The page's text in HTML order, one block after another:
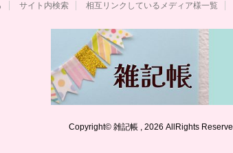
サイト内検索 相互リンクしているメディア様一覧
Copyright© 雑記帳 , 2026 AllRights